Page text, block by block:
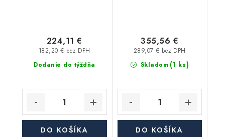
Dodanie do týždňa
182,20 € bez DPH
224,11 €
DO KOŠÍKA
Skladom (1 ks)
289,07 € bez DPH
355,56 €
DO KOŠÍKA